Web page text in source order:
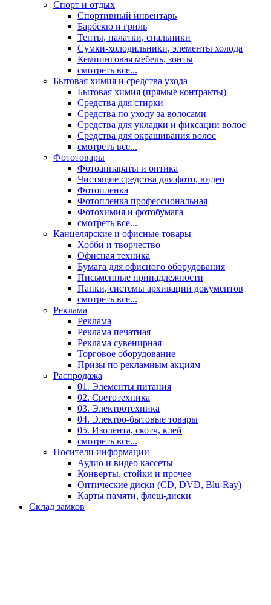
Спорт и отдых
Спортивный инвентарь
Барбекю и гриль
Тенты, палатки, спальники
Сумки-холодильники, элементы холода
Кемпинговая мебель, зонты
смотреть все...
Бытовая химия и средства ухода
Бытовая химия (прямые контракты)
Средства для стирки
Средства по уходу за волосами
Средства для укладки и фиксации волос
Средства для окрашивания волос
смотреть все...
Фототовары
Фотоаппараты и оптика
Чистящие средства для фото, видео
Фотопленка
Фотопленка профессиональная
Фотохимия и фотобумага
смотреть все...
Канцелярские и офисные товары
Хобби и творчество
Офисная техника
Бумага для офисного оборудования
Письменные принадлежности
Папки, системы архивации документов
смотреть все...
Реклама
Реклама
Реклама печатная
Реклама сувенирная
Торговое оборудование
Призы по рекламным акциям
Распродажа
01. Элементы питания
02. Светотехника
03. Электротехника
04. Электро-бытовые товары
05. Изолента, скотч, клей
смотреть все...
Носители информации
Аудио и видео кассеты
Конверты, стойки и прочее
Оптические диски (CD, DVD, Blu-Ray)
Карты памяти, флеш-диски
Склад замков